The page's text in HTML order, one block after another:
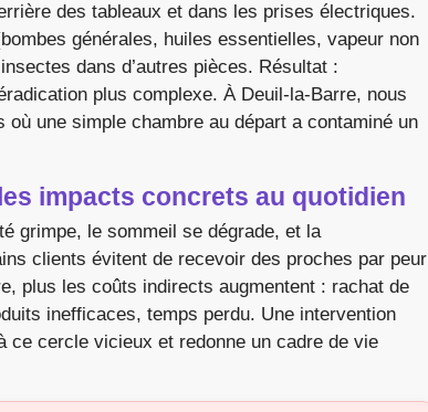
des tableaux et dans les prises électriques.
générales, huiles essentielles, vapeur non
dans d’autres pièces. Résultat :
plus complexe. À Deuil-la-Barre, nous
une simple chambre au départ a contaminé un
impacts concrets au quotidien
grimpe, le sommeil se dégrade, et la
clients évitent de recevoir des proches par peur
plus les coûts indirects augmentent : rachat de
inefficaces, temps perdu. Une intervention
ce cercle vicieux et redonne un cadre de vie